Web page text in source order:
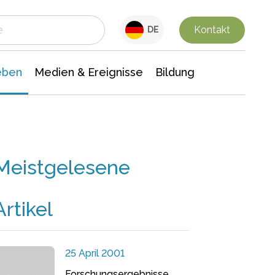
DE Kontakt
Medien & Ereignisse Bildung
25 April 2001